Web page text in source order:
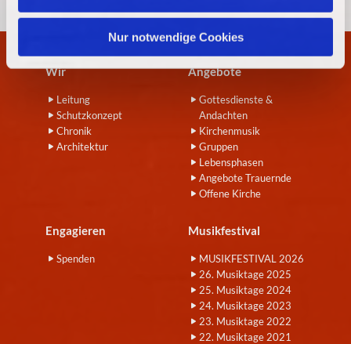
l
Nur notwendige Cookies
Wir
Leitung
Schutzkonzept
Chronik
Architektur
Angebote
Gottesdienste &
Andachten
Kirchenmusik
Gruppen
Lebensphasen
Angebote Trauernde
Offene Kirche
Engagieren
Spenden
Musikfestival
MUSIKFESTIVAL 2026
26. Musiktage 2025
25. Musiktage 2024
24. Musiktage 2023
23. Musiktage 2022
22. Musiktage 2021